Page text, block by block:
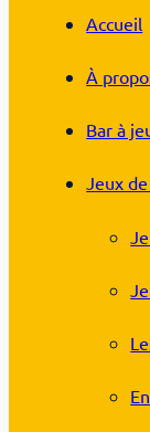
Accueil
À
Bar à
Jeux